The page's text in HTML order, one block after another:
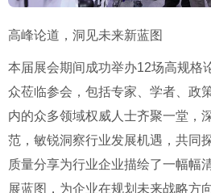
高峰论道，洞见未来新蓝图
本届展会期间成功举办12场高规格
众莅临参会，包括专家、学者、政
内的众多领域权威人士齐聚一堂，
范，敏锐洞察行业发展机遇，共同
质量分享为行业企业描绘了一幅幅
展蓝图，为企业在规划未来战略方